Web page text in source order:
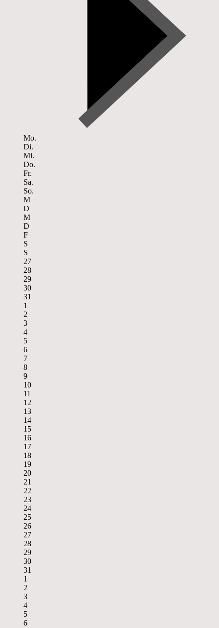
Mo.
Di.
Mi.
Do.
Fr.
Sa.
So.
M
D
M
D
F
S
S
27
28
29
30
31
1
2
3
4
5
6
7
8
9
10
11
12
13
14
15
16
17
18
19
20
21
22
23
24
25
26
27
28
29
30
31
1
2
3
4
5
6